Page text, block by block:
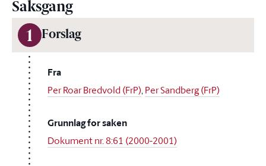
Saksgang
1 Forslag
Fra
Per Roar Bredvold (FrP),Per Sandberg (FrP)
Grunnlag for saken
Dokument nr. 8:61 (2000-2001)